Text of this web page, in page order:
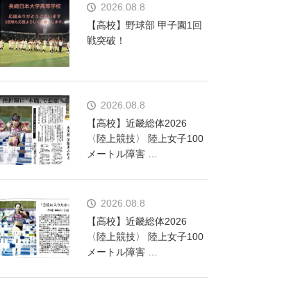
2026.08.8
【高校】野球部 甲子園1回
戦突破！
2026.08.8
【高校】近畿総体2026
〈陸上競技〉 陸上女子100
メートル障害 …
2026.08.8
【高校】近畿総体2026
〈陸上競技〉 陸上女子100
メートル障害 …